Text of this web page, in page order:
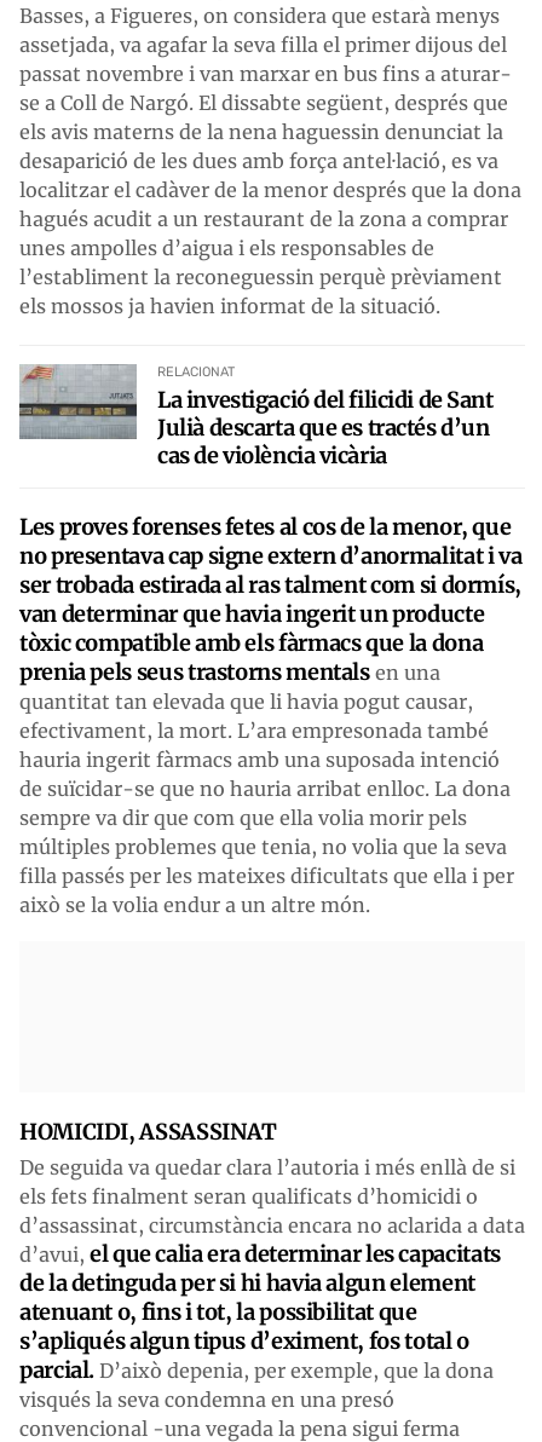
Basses, a Figueres, on considera que estarà menys
assetjada, va agafar la seva filla el primer dijous del
passat novembre i van marxar en bus fins a aturar-
se a Coll de Nargó. El dissabte següent, després que
els avis materns de la nena haguessin denunciat la
desaparició de les dues amb força antel·lació, es va
localitzar el cadàver de la menor després que la dona
hagués acudit a un restaurant de la zona a comprar
unes ampolles d’aigua i els responsables de
l’establiment la reconeguessin perquè prèviament
els mossos ja havien informat de la situació.
RELACIONAT
La investigació del filicidi de Sant
Julià descarta que es tractés d’un
cas de violència vicària
Les proves forenses fetes al cos de la menor, que
no presentava cap signe extern d’anormalitat i va
ser trobada estirada al ras talment com si dormís,
van determinar que havia ingerit un producte
tòxic compatible amb els fàrmacs que la dona
prenia pels seus trastorns mentalsen una
quantitat tan elevada que li havia pogut causar,
efectivament, la mort. L’ara empresonada també
hauria ingerit fàrmacs amb una suposada intenció
de suïcidar-se que no hauria arribat enlloc. La dona
sempre va dir que com que ella volia morir pels
múltiples problemes que tenia, no volia que la seva
filla passés per les mateixes dificultats que ella i per
això se la volia endur a un altre món.
HOMICIDI, ASSASSINAT
De seguida va quedar clara l’autoria i més enllà de si
els fets finalment seran qualificats d’homicidi o
d’assassinat, circumstància encara no aclarida a data
d’avui, el que calia era determinar les capacitats
de la detinguda per si hi havia algun element
atenuant o, fins i tot, la possibilitat que
s’apliqués algun tipus d’eximent, fos total o
parcial. D’això depenia, per exemple, que la dona
visqués la seva condemna en una presó
convencional -una vegada la pena sigui ferma